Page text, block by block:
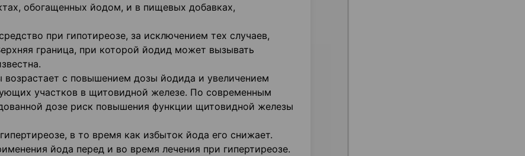
обогащенных йодом, и в пищевых добавках,
при гипотиреозе, за исключением тех случаев,
граница, при которой йодид может вызывать
с повышением дозы йодида и увеличением
участков в щитовидной железе. По современным
дозе риск повышения функции щитовидной железы
в то время как избыток йода его снижает.
йода перед и во время лечения при гипертиреозе.